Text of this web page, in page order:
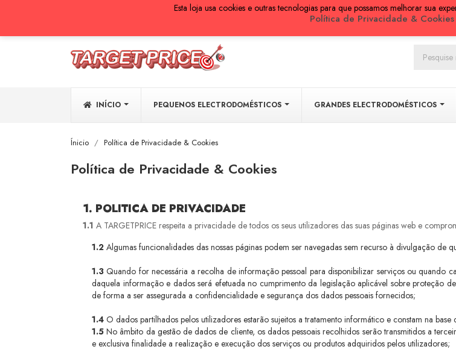
INÍCIO PEQUENOS ELECTRODOMÉSTICOS GRANDES ELECTRODOMÉSTICOS
Ínicio Política de Privacidade & Cookies
Política de Privacidade & Cookies
1. POLITICA DE PRIVACIDADE
1.1 A TARGETPRICE respeita a privacidade de todos os seus utilizadores das suas páginas web e
1.2 Algumas funcionalidades das nossas páginas podem ser navegadas sem recurso à divulgação de
1.3 Quando for necessária a recolha de informação pessoal para disponibilizar serviços ou quando
daquela informação e dados será efetuada no cumprimento da legislação aplicável sobre proteção
de forma a ser assegurada a confidencialidade e segurança dos dados pessoais fornecidos;
1.4 O dados partilhados pelos utilizadores estarão sujeitos a tratamento informático e constam na base
1.5 No âmbito da gestão de dados de cliente, os dados pessoais recolhidos serão transmitidos a
e exclusiva finalidade a realização e execução dos serviços ou produtos adquiridos pelos utilizadores;
Esta loja usa cookies e outras tecnologias para que possamos melhorar sua
Política de Privacidade & Cookies